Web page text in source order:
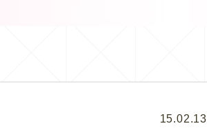
15.02.13